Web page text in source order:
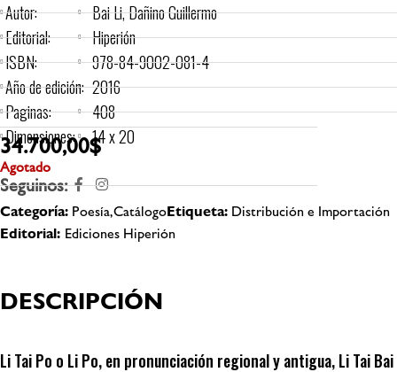
Autor:
Editorial:
ISBN:
Año de edición:
Paginas:
Dimensiones:
Bai Li, Dañino Guillermo
Hiperión
978-84-9002-081-4
2016
408
14 x 20
34.700,00$
Agotado
Seguinos:
Categoría: Poesía,CatálogoEtiqueta: Distribución e Importación
Editorial: Ediciones Hiperión
DESCRIPCIÓN
Li Tai Po o Li Po, en pronunciación regional y antigua, Li Tai Bai